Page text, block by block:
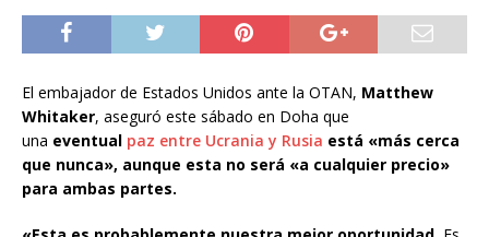
El embajador de Estados Unidos ante la OTAN, Matthew
Whitaker, aseguró este sábado en Doha que
una eventual paz entre Ucrania y Rusia está «más cerca
que nunca», aunque esta no será «a cualquier precio»
para ambas partes.